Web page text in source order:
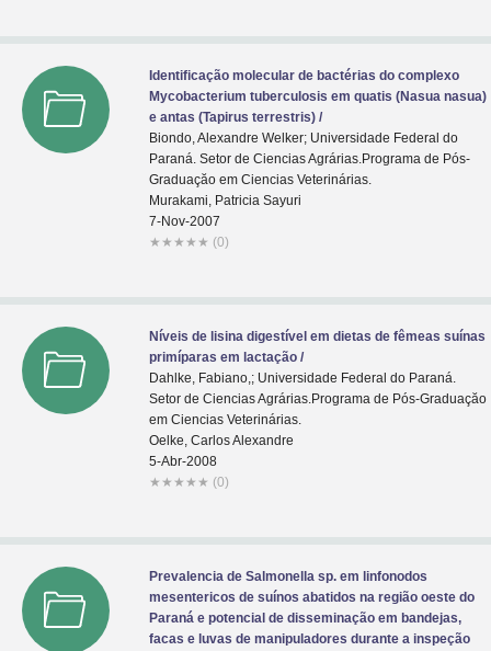
Identificação molecular de bactérias do complexo
Mycobacterium tuberculosis em quatis (Nasua nasua)
e antas (Tapirus terrestris) /
Biondo, Alexandre Welker; Universidade Federal do
Paraná. Setor de Ciencias Agrárias.Programa de Pós-
Graduaçăo em Ciencias Veterinárias.
Murakami, Patricia Sayuri
7-Nov-2007
★ ★ ★ ★ ★ (0)
Níveis de lisina digestível em dietas de fêmeas suínas
primíparas em lactação /
Dahlke, Fabiano,; Universidade Federal do Paraná.
Setor de Ciencias Agrárias.Programa de Pós-Graduaçăo
em Ciencias Veterinárias.
Oelke, Carlos Alexandre
5-Abr-2008
★ ★ ★ ★ ★ (0)
Prevalencia de Salmonella sp. em linfonodos
mesentericos de suínos abatidos na região oeste do
Paraná e potencial de disseminação em bandejas,
facas e luvas de manipuladores durante a inspeção